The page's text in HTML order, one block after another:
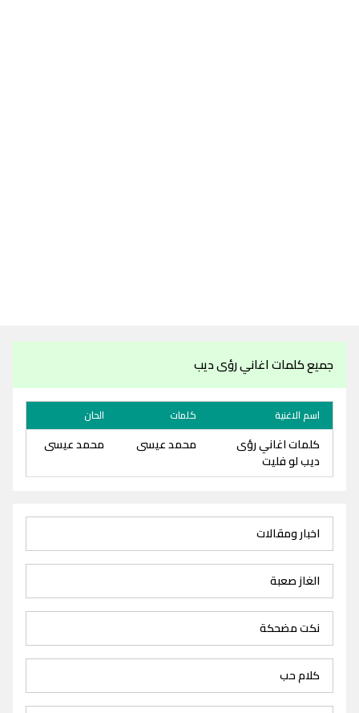
جميع كلمات اغاني رؤى ديب
اسم الاغنية كلمات الحان
كلمات اغاني رؤى
ديب لو فليت
محمد عيسى محمد عيسى
اخبار ومقالات
الغاز صعبة
نكت مضحكة
كلام حب